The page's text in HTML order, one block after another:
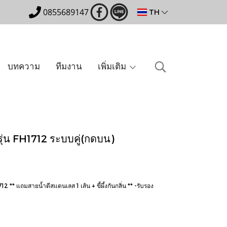
0855689147 TH
บทความ ทีมงาน เพิ่มเติม
FH1712 ระบบคู่(กดบน)
** แถมสายน้ำดีสแตนเลส 1 เส้น + ขี้ผึ้งกันกลิ่น ** -รับรอง